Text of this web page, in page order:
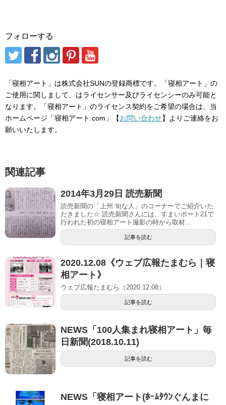
フォローする
「寝相アート」は株式会社SUNの登録商標です。「寝相アート」の
ご使用に関しまして、はライセンサー及びライセンシーのみ可能と
なります。「寝相アート」のライセンス契約をご希望の場合は、当
ホームページ「寝相アート.com」【お問い合わせ】よりご連絡をお
願いいたします。
関連記事
2014年3月29日 読売新聞
読売新聞の「上州 旬な人」のコーナーでご紹介いた
だきました☆ 読売新聞さんには、すまいポート21で
行われた初の寝相アート撮影の時から取材...
記事を読む
2020.12.08《ウェブ広報たまむら｜寝
相アート》
ウェブ広報たまむら（2020.12.08）
記事を読む
NEWS「100人集まれ寝相アート」毎
日新聞(2018.10.11)
記事を読む
NEWS「寝相アート(ﾎｰﾑﾀｳﾝぐんまに